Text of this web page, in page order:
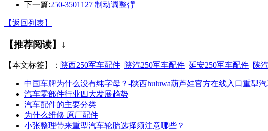
下一篇:250-3501127 制动调整臂
【返回列表】
【推荐阅读】↓
【本文标签】： 陕西250军车配件 陕汽250军车配件 延安250军车配件 陕
中国车牌为什么没有纯字母？-陕西huluwa葫芦娃官方在线入口重型
汽车零部件行业四大发展趋势
汽车配件的主要分类
为什么维修 原厂配件
小张整理带来重型汽车轮胎选择须注意哪些？